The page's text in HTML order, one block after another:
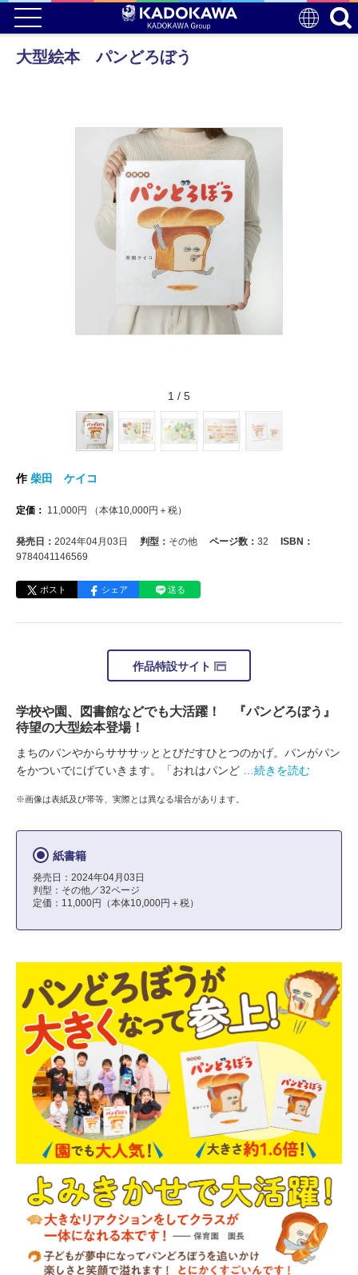
大型絵本 パンどろぼう
1 / 5
作柴田 ケイコ
定価： 11,000円 （本体10,000円＋税）
発売日： 2024年04月03日 判型： その他 ページ数： 32
ISBN：
9784041146569
ポスト シェア 送る
作品特設サイト
学校や園、図書館などでも大活躍！ 『パンどろぼう』
待望の大型絵本登場！
まちのパンやからサササッととびだすひとつのかげ。パンがパン
をかついでにげていきます。「おれはパンど
…続きを読む
※画像は表紙及び帯等、実際とは異なる場合があります。
紙書籍
発売日：2024年04月03日
判型：その他／32ページ
定価：11,000円（本体10,000円＋税）